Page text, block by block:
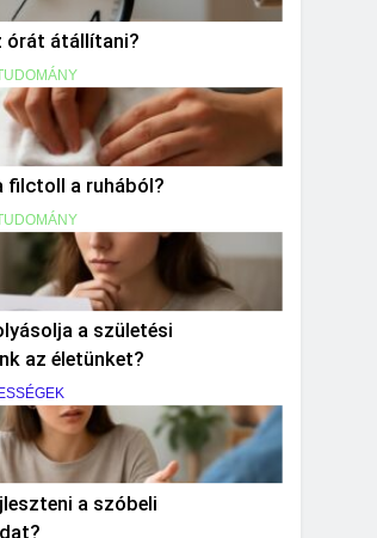
órát átállítani?
filctoll a ruhából?
a születési
az életünket?
a szóbeli